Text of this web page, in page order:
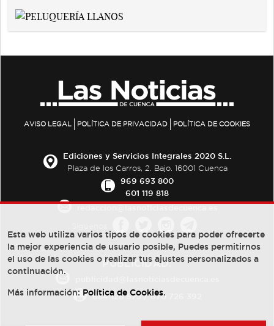
AVISO LEGAL POLÍTICA DE PRIVACIDAD POLÍTICA DE COOKIES
Ediciones y Servicios Integrales 2020 S.L.
Plaza de los Carros, 2. Bajo. 16001 Cuenca
969 693 800
601 119 818
PUBLICIDAD:
684 126 573/670 726 392
Esta web utiliza varios tipos de cookies para poder ofrecerte
la mejor experiencia de usuario posible, Puedes permitirnos
el uso de las cookies o realizar tus ajustes personalizados a
continuación.
Más información: Política de Cookies.